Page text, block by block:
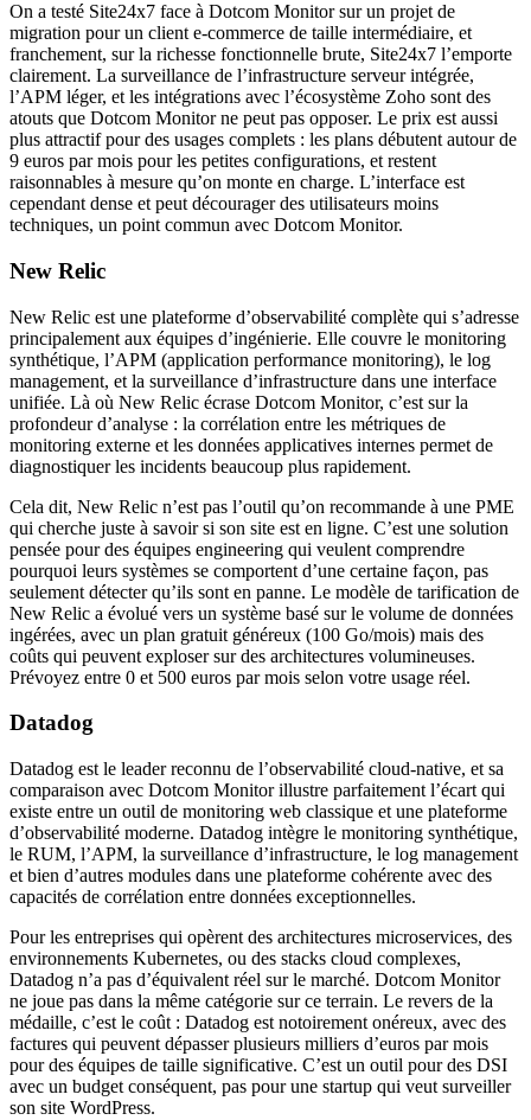
On a testé Site24x7 face à Dotcom Monitor sur un projet de
migration pour un client e-commerce de taille intermédiaire, et
franchement, sur la richesse fonctionnelle brute, Site24x7 l’emporte
clairement. La surveillance de l’infrastructure serveur intégrée,
l’APM léger, et les intégrations avec l’écosystème Zoho sont des
atouts que Dotcom Monitor ne peut pas opposer. Le prix est aussi
plus attractif pour des usages complets : les plans débutent autour de
9 euros par mois pour les petites configurations, et restent
raisonnables à mesure qu’on monte en charge. L’interface est
cependant dense et peut décourager des utilisateurs moins
techniques, un point commun avec Dotcom Monitor.
New Relic
New Relic est une plateforme d’observabilité complète qui s’adresse
principalement aux équipes d’ingénierie. Elle couvre le monitoring
synthétique, l’APM (application performance monitoring), le log
management, et la surveillance d’infrastructure dans une interface
unifiée. Là où New Relic écrase Dotcom Monitor, c’est sur la
profondeur d’analyse : la corrélation entre les métriques de
monitoring externe et les données applicatives internes permet de
diagnostiquer les incidents beaucoup plus rapidement.
Cela dit, New Relic n’est pas l’outil qu’on recommande à une PME
qui cherche juste à savoir si son site est en ligne. C’est une solution
pensée pour des équipes engineering qui veulent comprendre
pourquoi leurs systèmes se comportent d’une certaine façon, pas
seulement détecter qu’ils sont en panne. Le modèle de tarification de
New Relic a évolué vers un système basé sur le volume de données
ingérées, avec un plan gratuit généreux (100 Go/mois) mais des
coûts qui peuvent exploser sur des architectures volumineuses.
Prévoyez entre 0 et 500 euros par mois selon votre usage réel.
Datadog
Datadog est le leader reconnu de l’observabilité cloud-native, et sa
comparaison avec Dotcom Monitor illustre parfaitement l’écart qui
existe entre un outil de monitoring web classique et une plateforme
d’observabilité moderne. Datadog intègre le monitoring synthétique,
le RUM, l’APM, la surveillance d’infrastructure, le log management
et bien d’autres modules dans une plateforme cohérente avec des
capacités de corrélation entre données exceptionnelles.
Pour les entreprises qui opèrent des architectures microservices, des
environnements Kubernetes, ou des stacks cloud complexes,
Datadog n’a pas d’équivalent réel sur le marché. Dotcom Monitor
ne joue pas dans la même catégorie sur ce terrain. Le revers de la
médaille, c’est le coût : Datadog est notoirement onéreux, avec des
factures qui peuvent dépasser plusieurs milliers d’euros par mois
pour des équipes de taille significative. C’est un outil pour des DSI
avec un budget conséquent, pas pour une startup qui veut surveiller
son site WordPress.